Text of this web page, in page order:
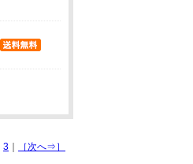
3 ［次へ⇒］